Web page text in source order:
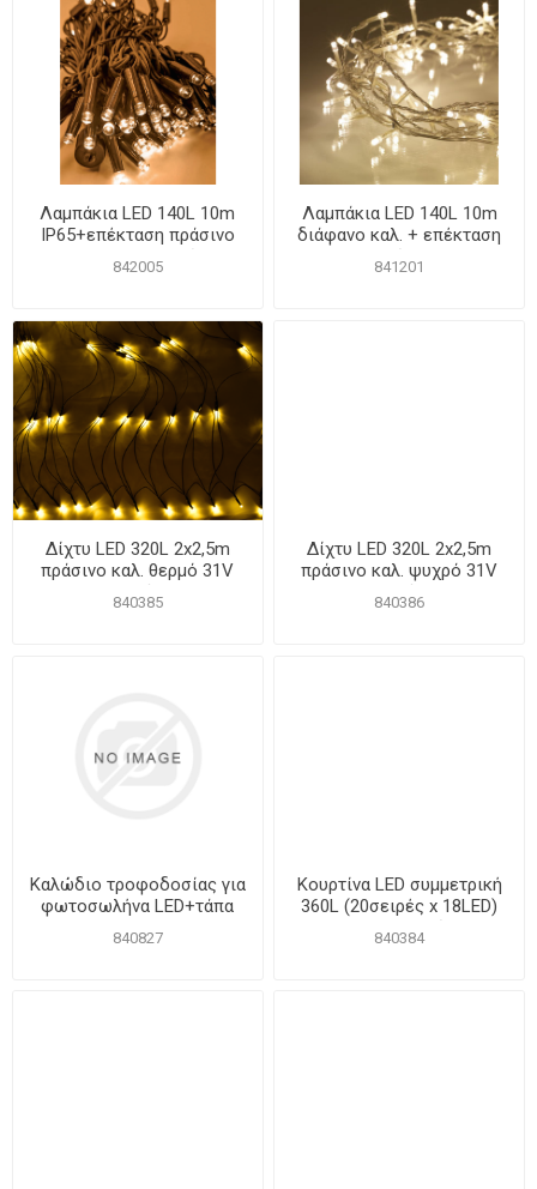
Λαμπάκια LED 140L 10m
IP65+επέκταση πράσινο
καλ. ΚΑΟΥΤΣΟΥΚ Χάλκινο
842005
Λαμπάκια LED 140L 10m
διάφανο καλ. + επέκταση
Θερμό IP44
841201
Δίχτυ LED 320L 2x2,5m
πράσινο καλ. θερμό 31V
IP44 +επέκταση
840385
Δίχτυ LED 320L 2x2,5m
πράσινο καλ. ψυχρό 31V
IP44 +επέκταση
840386
Καλώδιο τροφοδοσίας για
φωτοσωλήνα LED+τάπα
840827
Κουρτίνα LED συμμετρική
360L (20σειρές x 18LED)
2x2m επεκτεινόμενη
διάφανο καλ. ψυχρό 31V
840384